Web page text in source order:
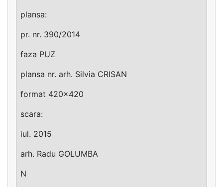
plansa:
pr. nr. 390/2014
faza PUZ
plansa nr. arh. Silvia CRISAN
format 420x420
scara:
iul. 2015
arh. Radu GOLUMBA
N